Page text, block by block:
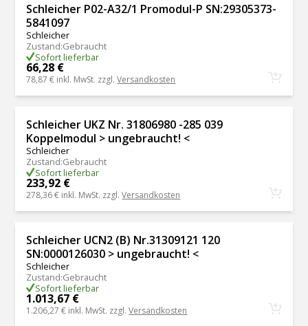
Schleicher P02-A32/1 Promodul-P SN:29305373-
5841097
Schleicher
Zustand:Gebraucht
Sofort lieferbar
66,28 €
78,87 € inkl. MwSt. zzgl.Versandkosten
Schleicher UKZ Nr. 31806980 -285 039
Koppelmodul > ungebraucht! <
Schleicher
Zustand:Gebraucht
Sofort lieferbar
233,92 €
278,36 € inkl. MwSt. zzgl.Versandkosten
Schleicher UCN2 (B) Nr.31309121 120
SN:0000126030 > ungebraucht! <
Schleicher
Zustand:Gebraucht
Sofort lieferbar
1.013,67 €
1.206,27 € inkl. MwSt. zzgl.Versandkosten